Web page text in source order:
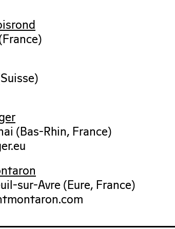
(Bas-Rhin, France)
sur-Avre (Eure, France)